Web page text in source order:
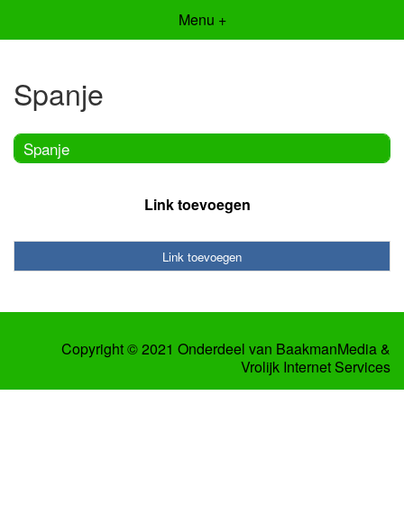
Menu +
Spanje
Spanje
Link toevoegen
Link toevoegen
Copyright © 2021 Onderdeel van BaakmanMedia &
Vrolijk Internet Services